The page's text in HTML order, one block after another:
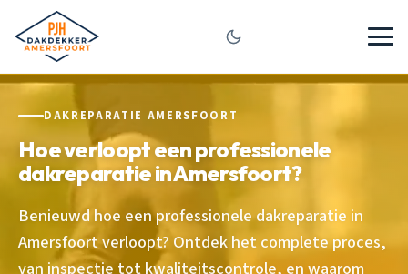
DAKREPARATIE AMERSFOORT
Hoe verloopt een professionele
dakreparatie in Amersfoort?
Benieuwd hoe een professionele dakreparatie in
Amersfoort verloopt? Ontdek het complete proces,
van inspectie tot kwaliteitscontrole, en waarom